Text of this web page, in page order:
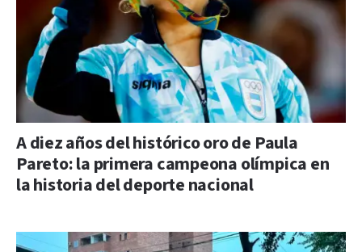
A diez años del histórico oro de Paula
Pareto: la primera campeona olímpica en
la historia del deporte nacional